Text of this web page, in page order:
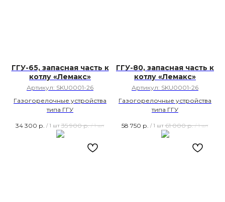
ГГУ-65, запасная часть к
котлу «Лемакс»
Артикул: SKU0001-26
Газогорелочные устройства
типа ГГУ
34 300 р. / 1 шт 35 900 р. / 1 шт
ГГУ-80, запасная часть к
котлу «Лемакс»
Артикул: SKU0001-26
Газогорелочные устройства
типа ГГУ
58 750 р. / 1 шт 61 000 р. / 1 шт